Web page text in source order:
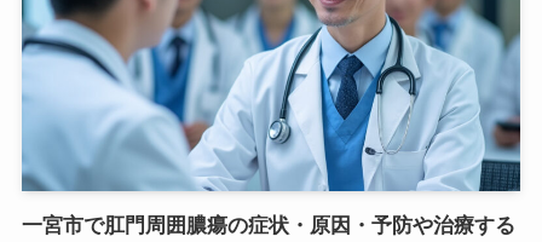
一宮市で肛門周囲膿瘍の症状・原因・予防や治療する